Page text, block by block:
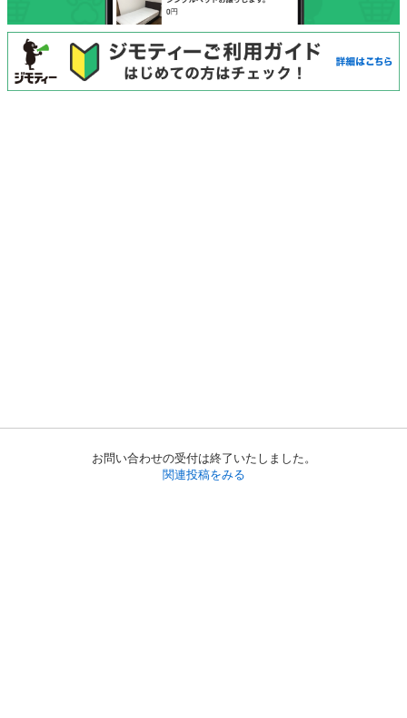
お問い合わせの受付は終了いたしました。
関連投稿をみる